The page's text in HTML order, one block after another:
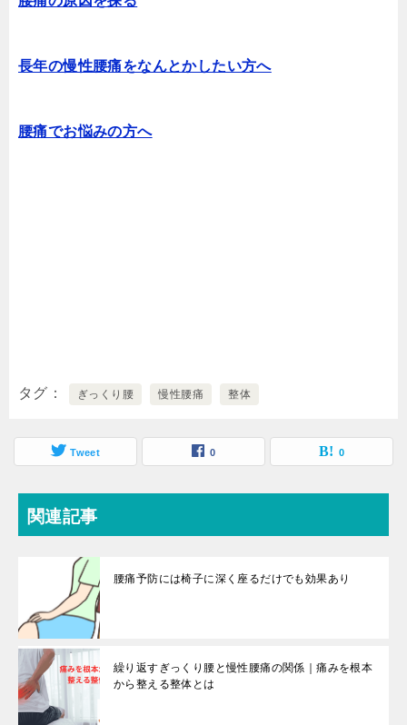
長年の慢性腰痛をなんとかしたい方へ
腰痛でお悩みの方へ
タグ ぎっくり腰 慢性腰痛 整体
Tweet 0 0
関連記事
腰痛予防には椅子に深く座るだけでも効果あり
繰り返すぎっくり腰と慢性腰痛の関係｜痛みを根本
から整える整体とは